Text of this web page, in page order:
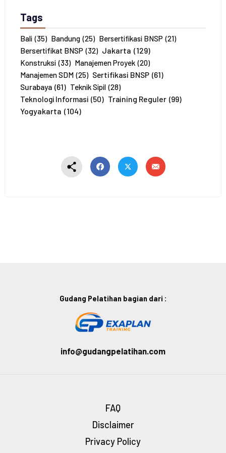
e
s
e
r
t
a
*
Tags
Bali (35) Bandung (25) Bersertifikasi BNSP (21)
Bersertifikat BNSP (32) Jakarta (129)
Konstruksi (33) Manajemen Proyek (20)
Manajemen SDM (25) Sertifikasi BNSP (61)
Surabaya (61) Teknik Sipil (28)
Teknologi Informasi (50) Training Reguler (99)
Yogyakarta (104)
Gudang Pelatihan bagian dari :
info@gudangpelatihan.com
FAQ
Disclaimer
Privacy Policy